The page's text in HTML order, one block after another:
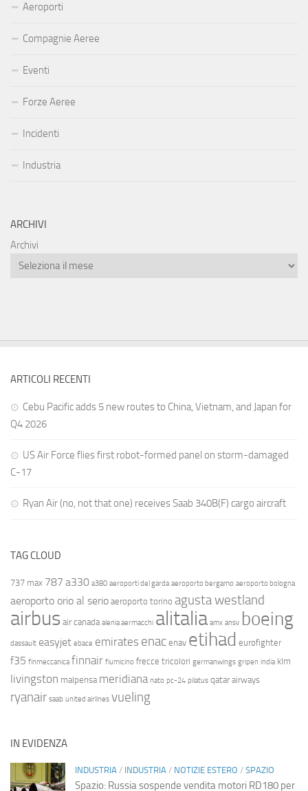
Aeroporti
Compagnie Aeree
Eventi
Forze Aeree
Incidenti
Industria
ARCHIVI
Archivi
ARTICOLI RECENTI
Cebu Pacific adds 5 new routes to China, Vietnam, and Japan for
Q4 2026
US Air Force flies first robot-formed panel on storm-damaged
C-17
Ryan Air (no, not that one) receives Saab 340B(F) cargo aircraft
TAG CLOUD
737 max 787 a330 a380 aeroporti del garda aeroporto bergamo aeroporto bologna
aeroporto orio al serio aeroporto torino agusta westland
airbus air canada alenia aermacchi alitalia amx ansv boeing
dassault easyjet ebace emirates enac enav etihad eurofighter
f35 finmeccanica finnair fiumicino frecce tricolori germanwings gripen india klm
livingston malpensa meridiana nato pc-24 pilatus qatar airways
ryanair saab united airlines vueling
IN EVIDENZA
INDUSTRIA / INDUSTRIA / NOTIZIE ESTERO / SPAZIO
Spazio: Russia sospende vendita motori RD180 per